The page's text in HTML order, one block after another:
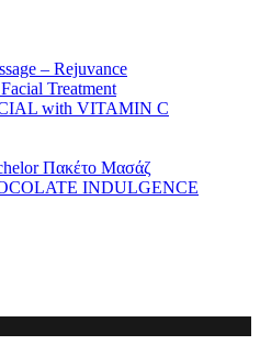
– Rejuvance
Treatment
with VITAMIN C
Πακέτο Μασάζ
INDULGENCE